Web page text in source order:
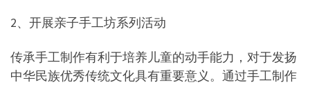
2、开展亲子手工坊系列活动
传承手工制作有利于培养儿童的动手能力，对于发扬
中华民族优秀传统文化具有重要意义。通过手工制作